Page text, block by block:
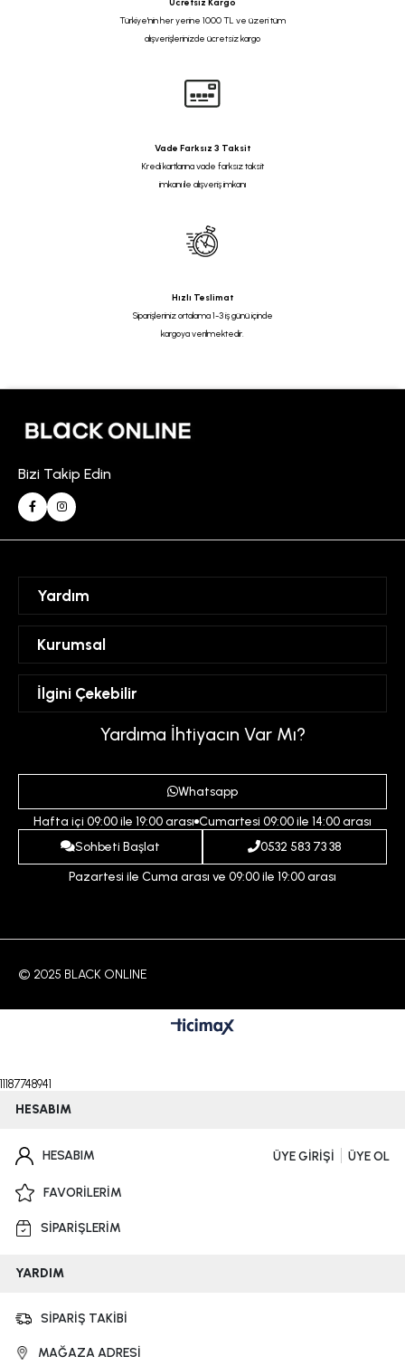
Türkiye'nin her yerine 1000 TL ve üzeri tüm
alışverişlerinizde ücretsiz kargo
Vade Farksız 3 Taksit
Kredi kartlarına vade farksız taksit
imkanı ile alışveriş imkanı
Hızlı Teslimat
Siparişleriniz ortalama 1-3 iş günü içinde
kargoya verilmektedir.
Bizi Takip Edin
Yardım
Hesabım
Favorilerim
Kurumsal
Mesafeli Satış Sözleşmesi
Üyelik Sözleşmesi
Gizlilik ve Güvenlik Politikası
Ödeme ve Teslimat Koşulları
İptal ve İade Koşulları
İlgini Çekebilir
İndirim
Yardıma İhtiyacın Var Mı?
Whatsapp
Hafta içi 09:00 ile 19:00 arası Cumartesi 09:00 ile 14:00 arası
Sohbeti Başlat
0532 583 73 38
Pazartesi ile Cuma arası ve 09:00 ile 19:00 arası
© 2025 BLACK ONLINE
11187748941
HESABIM
HESABIM ÜYE GİRİŞİ ÜYE OL
FAVORİLERİM
SİPARİŞLERİM
YARDIM
SİPARİŞ TAKİBİ
MAĞAZA ADRESİ